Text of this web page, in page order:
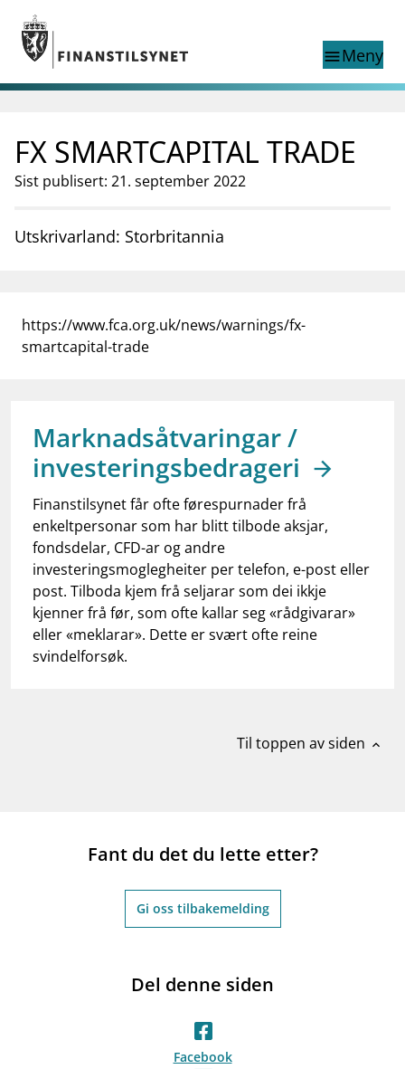
Gå til hovedinnhold
Gå til søkesiden
menuMeny
nettstedet
English
English
English home page
Tilsyn
Finanstilsynets registre
businessOm Finanstilsynet
dashboard Informasjon for investorer
notifications_none Abonner på nyhetsvarsel
FX SMARTCAPITAL TRADE
Sist publisert: 21. september 2022
Utskrivarland: Storbritannia
https://www.fca.org.uk/news/warnings/fx-
smartcapital-trade
Marknadsåtvaringar /
investeringsbedrageri
Finanstilsynet får ofte førespurnader frå
enkeltpersonar som har blitt tilbode aksjar,
fondsdelar, CFD-ar og andre
investeringsmoglegheiter per telefon, e-post eller
post. Tilboda kjem frå seljarar som dei ikkje
kjenner frå før, som ofte kallar seg «rådgivarar»
eller «meklarar». Dette er svært ofte reine
svindelforsøk.
Til toppen av siden expand_less
Fant du det du lette etter?
Gi oss tilbakemelding
Del denne siden
Facebook